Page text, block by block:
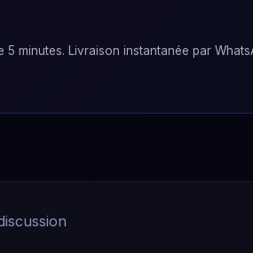
minutes. Livraison instantanée par